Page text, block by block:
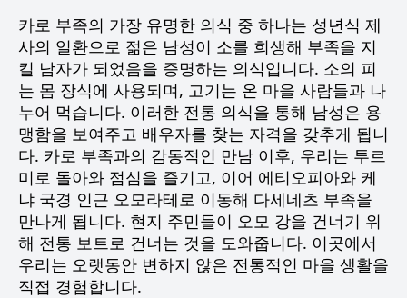
카로 부족의 가장 유명한 의식 중 하나는 성년식 제
사의 일환으로 젊은 남성이 소를 희생해 부족을 지
킬 남자가 되었음을 증명하는 의식입니다. 소의 피
는 몸 장식에 사용되며, 고기는 온 마을 사람들과 나
누어 먹습니다. 이러한 전통 의식을 통해 남성은 용
맹함을 보여주고 배우자를 찾는 자격을 갖추게 됩니
다. 카로 부족과의 감동적인 만남 이후, 우리는 투르
미로 돌아와 점심을 즐기고, 이어 에티오피아와 케
냐 국경 인근 오모라테로 이동해 다세네츠 부족을
만나게 됩니다. 현지 주민들이 오모 강을 건너기 위
해 전통 보트로 건너는 것을 도와줍니다. 이곳에서
우리는 오랫동안 변하지 않은 전통적인 마을 생활을
직접 경험합니다.